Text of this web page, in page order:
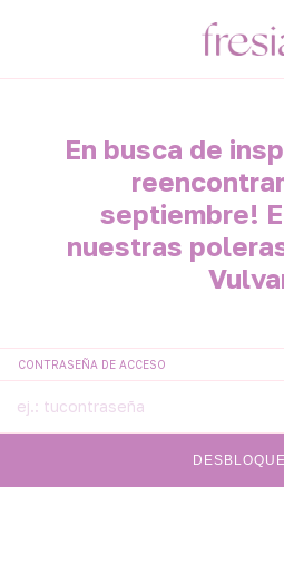
En busca de
septiembre!
nuestras
CONTRASEÑA DE ACCESO